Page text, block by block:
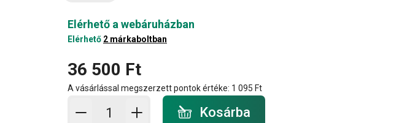
Elérhető a webáruházban
Elérhető 2 márkaboltban
36 500 Ft
A vásárlással megszerzett pontok értéke: 1 095 Ft
Kosárba - mennyiség
Kosárba